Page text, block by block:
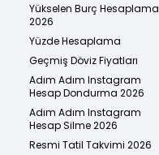
Yükselen Burç Hesaplama
2026
Yüzde Hesaplama
Geçmiş Döviz Fiyatları
Adım Adım Instagram
Hesap Dondurma 2026
Adım Adım Instagram
Hesap Silme 2026
Resmi Tatil Takvimi 2026